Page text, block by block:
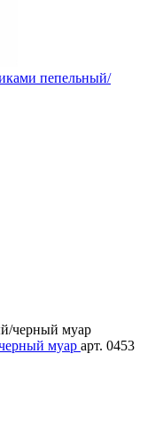
пепельный/
муар арт. 0453